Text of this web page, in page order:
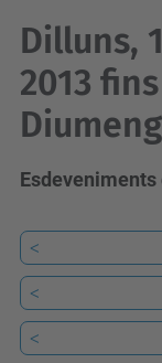
Dilluns,
2013
<
<
<